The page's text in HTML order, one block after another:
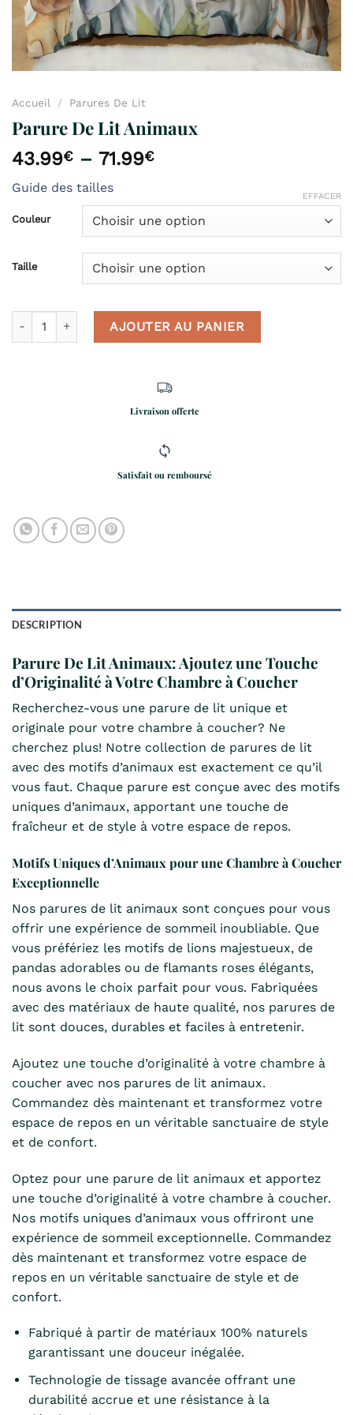
Accueil / Parures De Lit
Parure De Lit Animaux
43.99€ – 71.99€
Guide des tailles
Couleur
Taille
EFFACER
quantité de Parure De Lit Animaux
AJOUTER AU PANIER
Livraison offerte
Satisfait ou remboursé
DESCRIPTION
Parure De Lit Animaux: Ajoutez une Touche
d’Originalité à Votre Chambre à Coucher
Recherchez-vous une parure de lit unique et
originale pour votre chambre à coucher? Ne
cherchez plus! Notre collection de parures de lit
avec des motifs d’animaux est exactement ce qu’il
vous faut. Chaque parure est conçue avec des motifs
uniques d’animaux, apportant une touche de
fraîcheur et de style à votre espace de repos.
Motifs Uniques d’Animaux pour une Chambre à Coucher
Exceptionnelle
Nos parures de lit animaux sont conçues pour vous
offrir une expérience de sommeil inoubliable. Que
vous préfériez les motifs de lions majestueux, de
pandas adorables ou de flamants roses élégants,
nous avons le choix parfait pour vous. Fabriquées
avec des matériaux de haute qualité, nos parures de
lit sont douces, durables et faciles à entretenir.
Ajoutez une touche d’originalité à votre chambre à
coucher avec nos parures de lit animaux.
Commandez dès maintenant et transformez votre
espace de repos en un véritable sanctuaire de style
et de confort.
Optez pour une parure de lit animaux et apportez
une touche d’originalité à votre chambre à coucher.
Nos motifs uniques d’animaux vous offriront une
expérience de sommeil exceptionnelle. Commandez
dès maintenant et transformez votre espace de
repos en un véritable sanctuaire de style et de
confort.
Fabriqué à partir de matériaux 100% naturels
garantissant une douceur inégalée.
Technologie de tissage avancée offrant une
durabilité accrue et une résistance à la